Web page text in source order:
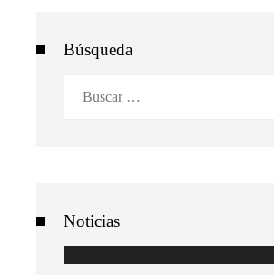
Búsqueda
Noticias